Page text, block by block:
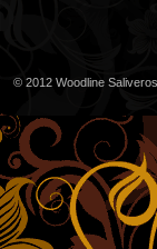
© 2012 Woodline Saliveros